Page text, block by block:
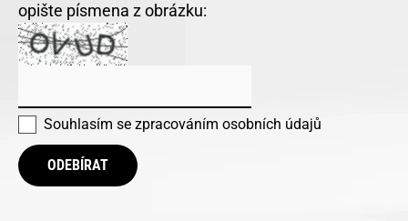
opište písmena z obrázku:
Souhlasím se zpracováním osobních údajů
ODEBÍRAT